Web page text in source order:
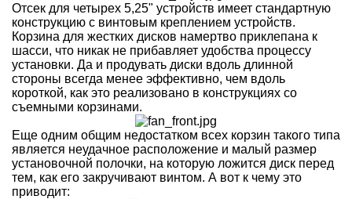
Отсек для четырех 5,25" устройств имеет стандартную
конструкцию с винтовым креплением устройств.
Корзина для жестких дисков намертво приклепана к
шасси, что никак не прибавляет удобства процессу
установки. Да и продувать диски вдоль длинной
стороны всегда менее эффективно, чем вдоль
короткой, как это реализовано в конструкциях со
съемными корзинами.
Еще одним общим недостатком всех корзин такого типа
является неудачное расположение и малый размер
установочной полочки, на которую ложится диск перед
тем, как его закручивают винтом. А вот к чему это
приводит: